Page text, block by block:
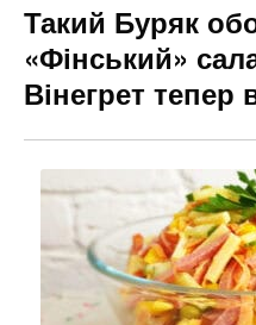
Такий Буряк
«Фінський»
Вінегрет